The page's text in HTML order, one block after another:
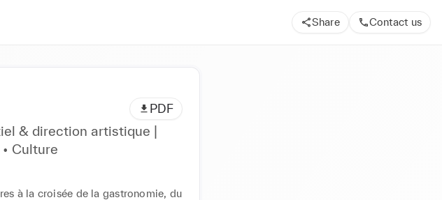
Share Contact us
PDF
& direction artistique |
Culture
à la croisée de la gastronomie, du